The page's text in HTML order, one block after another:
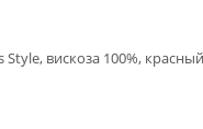
вискоза 100%,